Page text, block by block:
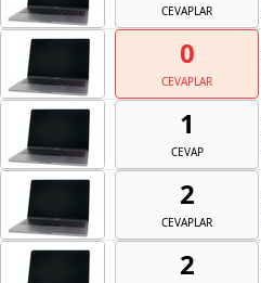
CEVAPLAR
0
CEVAPLAR
1
CEVAP
2
CEVAPLAR
2